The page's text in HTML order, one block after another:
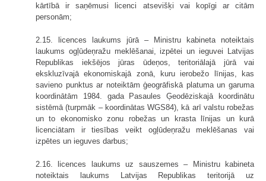
kārtībā ir saņēmusi licenci atsevišķi vai kopīgi ar citām
personām;
2.15. licences laukums jūrā – Ministru kabineta noteiktais
laukums ogļūdeņražu meklēšanai, izpētei un ieguvei Latvijas
Republikas iekšējos jūras ūdeņos, teritoriālajā jūrā vai
ekskluzīvajā ekonomiskajā zonā, kuru ierobežo līnijas, kas
savieno punktus ar noteiktām ģeogrāfiskā platuma un garuma
koordinātām 1984. gada Pasaules Ģeodēziskajā koordinātu
sistēmā (turpmāk – koordinātas WGS84), kā arī valstu robežas
un to ekonomisko zonu robežas un krasta līnijas un kurā
licenciātam ir tiesības veikt ogļūdeņražu meklēšanas vai
izpētes un ieguves darbus;
2.16. licences laukums uz sauszemes – Ministru kabineta
noteiktais laukums Latvijas Republikas teritorijā uz